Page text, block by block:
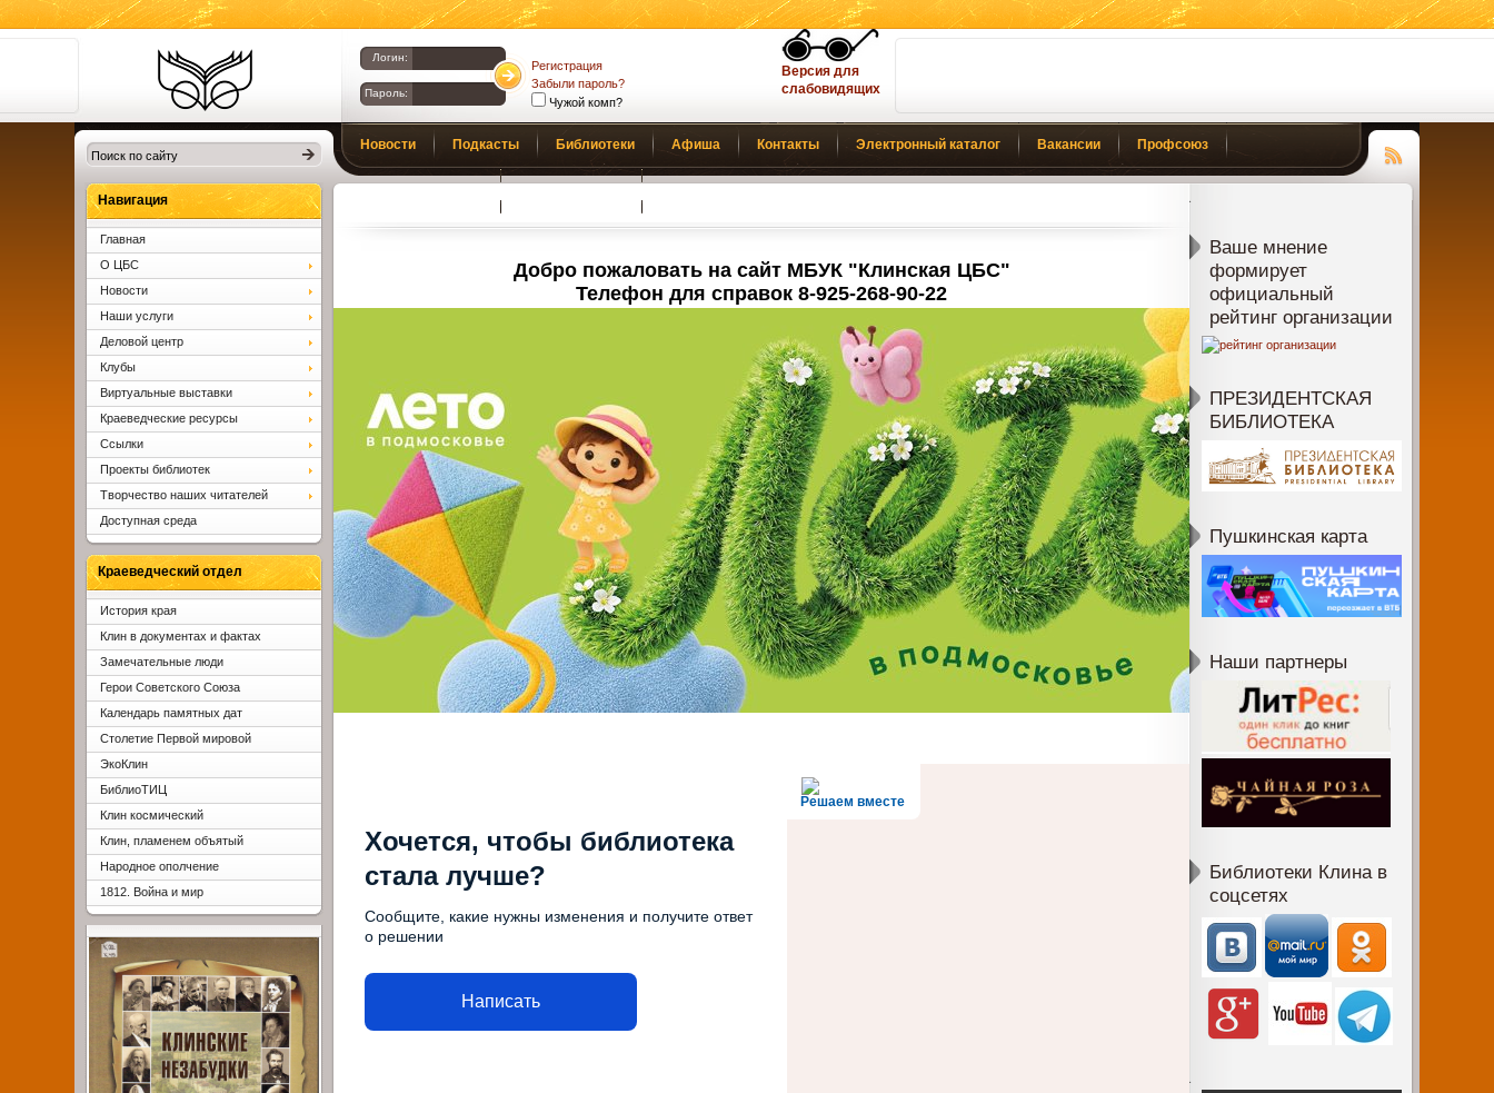
Библиотеки
Клина. Клинская
ЦБС.
Логин:
Пароль:
Регистрация
Забыли пароль?
Чужой комп?
Версия для
слабовидящих
Новости Подкасты Библиотеки Афиша Контакты Электронный каталог Вакансии Профсоюз
Чтение
Добро пожаловать на сайт МБУК "Клинская ЦБС"
Телефон для справок 8-925-268-90-22
Решаем вместе
Хочется, чтобы библиотека
стала лучше?
Сообщите, какие нужны изменения и получите ответ
о решении
Написать
Ваше мнение
формирует
официальный
рейтинг организации
ПРЕЗИДЕНТСКАЯ
БИБЛИОТЕКА
Пушкинская карта
Наши партнеры
Библиотеки Клина в
соцсетях
Навигация
Главная
О ЦБС
Новости
Наши услуги
Деловой центр
Клубы
Виртуальные выставки
Краеведческие ресурсы
Ссылки
Проекты библиотек
Творчество наших читателей
Доступная среда
Краеведческий отдел
История края
Клин в документах и фактах
Замечательные люди
Герои Советского Союза
Календарь памятных дат
Столетие Первой мировой
ЭкоКлин
БиблиоТИЦ
Клин космический
Клин, пламенем объятый
Народное ополчение
1812. Война и мир